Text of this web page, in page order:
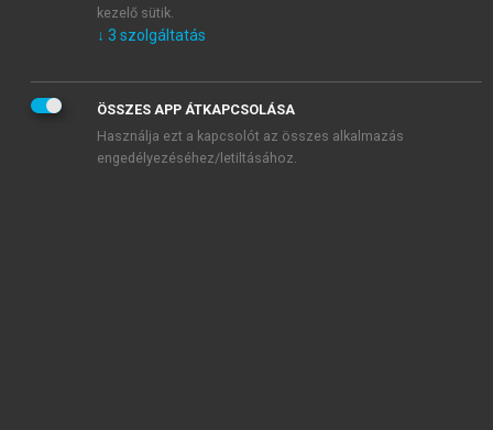
KIPRÓBÁLOM
kezelő sütik.
↓ 3 szolgáltatás
ÖSSZES APP ÁTKAPCSOLÁSA
Használja ezt a kapcsolót az összes alkalmazás
engedélyezéséhez/letiltásához.